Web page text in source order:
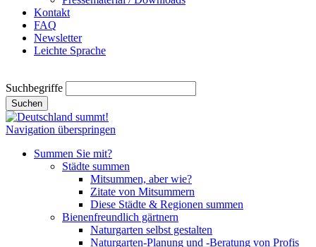
Kontakt
FAQ
Newsletter
Leichte Sprache
Suchbegriffe
Suchen
Navigation überspringen
Summen Sie mit?
Städte summen
Mitsummen, aber wie?
Zitate von Mitsummern
Diese Städte & Regionen summen
Bienenfreundlich gärtnern
Naturgarten selbst gestalten
Naturgarten-Planung und -Beratung von Profis